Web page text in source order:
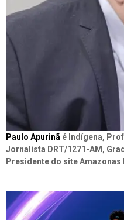
Paulo Apurinã é Indígena,
Jornalista DRT/1271-AM,
Presidente do site Amazonas